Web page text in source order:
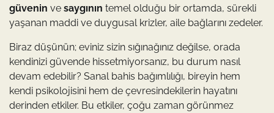
güvenin ve saygının temel olduğu bir ortamda, sürekli
yaşanan maddi ve duygusal krizler, aile bağlarını zedeler.
Biraz düşünün; eviniz sizin sığınağınız değilse, orada
kendinizi güvende hissetmiyorsanız, bu durum nasıl
devam edebilir? Sanal bahis bağımlılığı, bireyin hem
kendi psikolojisini hem de çevresindekilerin hayatını
derinden etkiler. Bu etkiler, çoğu zaman görünmez